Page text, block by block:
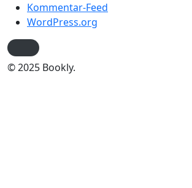
Kommentar-Feed
WordPress.org
© 2025 Bookly.